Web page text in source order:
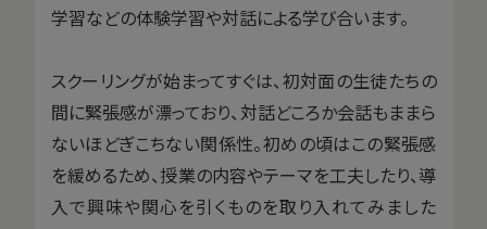
学習などの体験学習や対話による学び合います。
スクーリングが始まってすぐは、初対面の生徒たちの
間に緊張感が漂っており、対話どころか会話もままら
ないほどぎこちない関係性。初めの頃はこの緊張感
を緩めるため、授業の内容やテーマを工夫したり、導
入で興味や関心を引くものを取り入れてみました